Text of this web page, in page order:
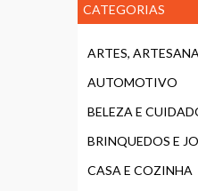
CATEGORIAS
ARTES,
AUTOMOTIVO
BELEZA E
BRINQUEDOS E
CASA E COZINHA